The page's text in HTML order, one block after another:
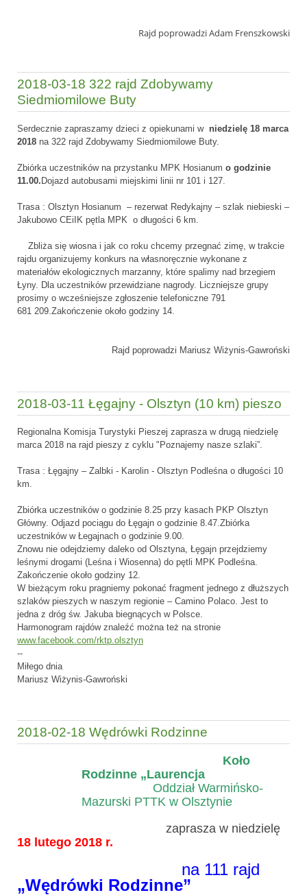
Rajd poprowadzi Adam Frenszkowski
2018-03-18 322 rajd Zdobywamy
Siedmiomilowe Buty
Serdecznie zapraszamy dzieci z opiekunami w niedzielę 18 marca
2018 na 322 rajd Zdobywamy Siedmiomilowe Buty.
Zbiórka uczestników na przystanku MPK Hosianum o godzinie
11.00. Dojazd autobusami miejskimi linii nr 101 i 127.
Trasa : Olsztyn Hosianum – rezerwat Redykajny – szlak niebieski –
Jakubowo CEiIK pętla MPK o długości 6 km.
Zbliża się wiosna i jak co roku chcemy przegnać zimę, w trakcie
rajdu organizujemy konkurs na własnoręcznie wykonane z
materiałów ekologicznych marzanny, które spalimy nad brzegiem
Łyny. Dla uczestników przewidziane nagrody. Liczniejsze grupy
prosimy o wcześniejsze zgłoszenie telefoniczne 791
681 209.Zakończenie około godziny 14.
Rajd poprowadzi Mariusz Wiżynis-Gawroński
2018-03-11 Łęgajny - Olsztyn (10 km) pieszo
Regionalna Komisja Turystyki Pieszej zaprasza w drugą niedzielę
marca 2018 na rajd pieszy z cyklu "Poznajemy nasze szlaki”.
Trasa : Łęgajny – Zalbki - Karolin - Olsztyn Podleśna o długości 10
km.
Zbiórka uczestników o godzinie 8.25 przy kasach PKP Olsztyn
Główny. Odjazd pociągu do Łęgajn o godzinie 8.47.Zbiórka
uczestników w Łegajnach o godzinie 9.00.
Znowu nie odejdziemy daleko od Olsztyna, Łęgajn przejdziemy
leśnymi drogami (Leśna i Wiosenna) do pętli MPK Podleśna.
Zakończenie około godziny 12.
W bieżącym roku pragniemy pokonać fragment jednego z dłuższych
szlaków pieszych w naszym regionie – Camino Polaco. Jest to
jedna z dróg św. Jakuba biegnących w Polsce.
Harmonogram rajdów znaleźć można też na stronie
www.facebook.com/rktp.olsztyn
--
Miłego dnia
Mariusz Wiżynis-Gawroński
2018-02-18 Wędrówki Rodzinne
Koło
Rodzinne „Laurencja
Oddział Warmińsko-
Mazurski PTTK w Olsztynie
zaprasza w niedzielę
18 lutego 2018 r.
na 111 rajd
„Wędrówki Rodzinne”